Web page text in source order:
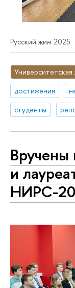
Русский жим 2025
Университетская
достижения
студенты
Вручены
и
НИРС-